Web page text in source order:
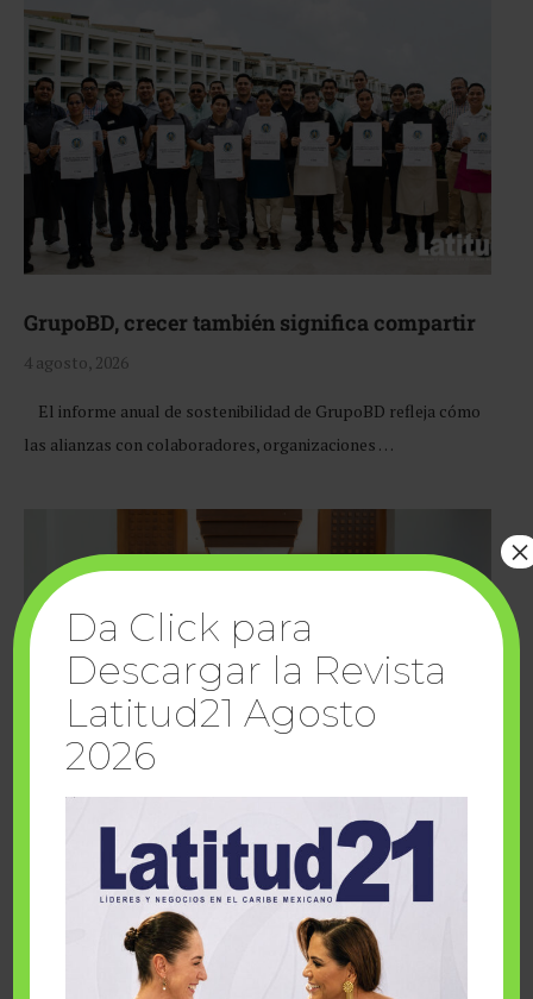
GrupoBD, crecer también significa compartir
4 agosto, 2026
El informe anual de sostenibilidad de GrupoBD refleja cómo
las alianzas con colaboradores, organizaciones …
Cuando la solidaridad inspira; cumplen
sueños Fairmont Mayakoba y Make-A-Wish
Da Click para
Descargar la Revista
Latitud21 Agosto
2026
×